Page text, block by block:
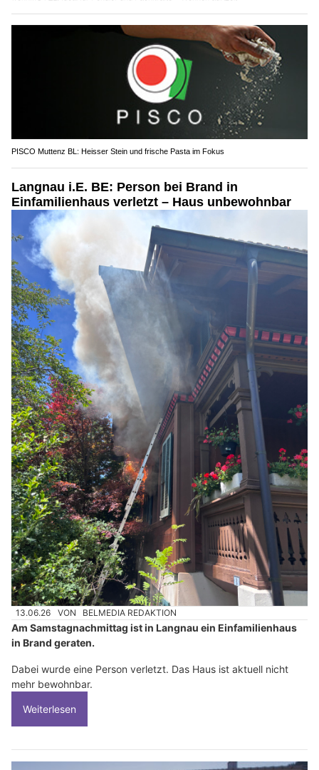
PISCO Muttenz BL: Heisser Stein und frische Pasta im Fokus
Langnau i.E. BE: Person bei Brand in
Einfamilienhaus verletzt – Haus unbewohnbar
13.06.26 VON BELMEDIA REDAKTION
Am Samstagnachmittag ist in Langnau ein Einfamilienhaus
in Brand geraten.
Dabei wurde eine Person verletzt. Das Haus ist aktuell nicht
mehr bewohnbar.
Weiterlesen